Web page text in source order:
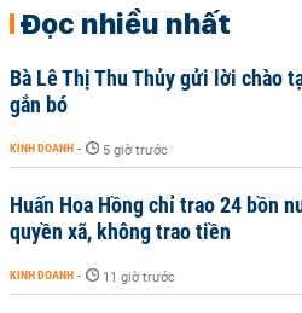
Đọc nhiều nhất
Bà Lê Thị Thu Thủy gửi lời chào
gắn bó
KINH DOANH - 5 giờ trước
Huấn Hoa Hồng chỉ trao 24 bồn
quyền xã, không trao tiền
KINH DOANH - 11 giờ trước